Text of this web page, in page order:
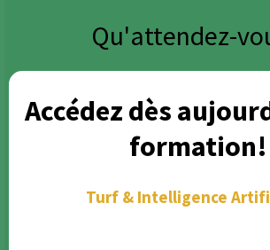
Qu'attendez-
Accédez dès
formation!
Turf & Intelligence